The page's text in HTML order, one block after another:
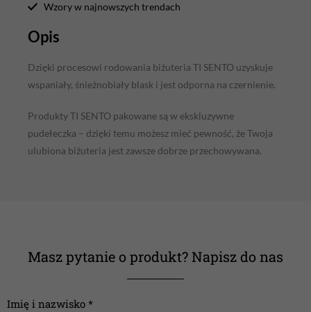
Wzory w najnowszych trendach
Opis
Dzięki procesowi rodowania biżuteria TI SENTO uzyskuje
wspaniały, śnieżnobiały blask i jest odporna na czernienie.
Produkty TI SENTO pakowane są w ekskluzywne
pudełeczka – dzięki temu możesz mieć pewność, że Twoja
ulubiona biżuteria jest zawsze dobrze przechowywana.
Masz pytanie o produkt? Napisz do nas
Imię i nazwisko *